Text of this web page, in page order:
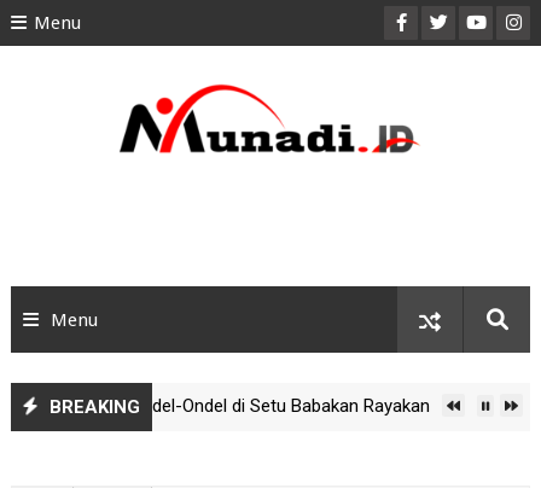
Menu
Menu
OTOMOTIF
BREAKING
Atraksi 12 Ondel-Ondel di Setu Babakan Rayakan Hari Kebudayaan